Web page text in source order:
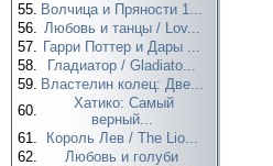
55. Волчица и Пряности 1...
56. Любовь и танцы / Lov...
57. Гарри Поттер и Дары ...
58.
Гладиатор / Gladiato...
59. Властелин колец: Две...
60.
Хатико: Самый
верный...
61.
Король Лев / The Lio...
62.
Любовь и голуби